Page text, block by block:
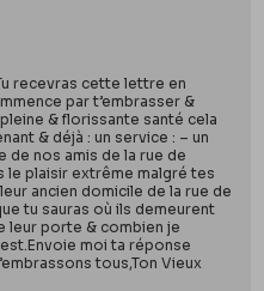
recevras cette lettre en
par t’embrasser &
& florissante santé cela
& déjà : un service : – un
de nos amis de la rue de
le plaisir extrême malgré tes
ancien domicile de la rue de
tu sauras où ils demeurent
leur porte & combien je
moi ta réponse
tous,Ton Vieux